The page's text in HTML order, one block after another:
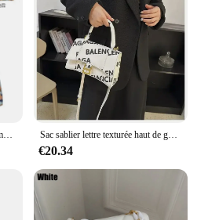
Sac fourre-tout Disney pour femme, sac à provisions étanche, sacs de rangement portables pliables, sacs à main pour filles, souris Donald Duck Cartoon Sac sablier lettre texturée haut de gamme pour hommes, sacs à une épaule, sac à bandoulière alertes onale portable, mode Paris, commerce extérieur, vente
€20.34